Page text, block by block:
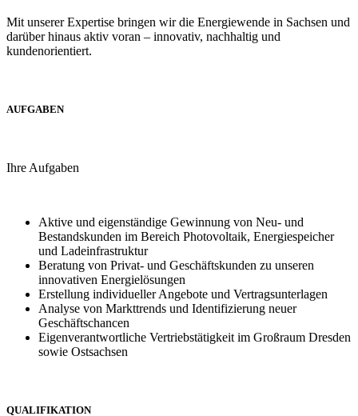
Mit unserer Expertise bringen wir die Energiewende in Sachsen und
darüber hinaus aktiv voran – innovativ, nachhaltig und
kundenorientiert.
AUFGABEN
Ihre Aufgaben
Aktive und eigenständige Gewinnung von Neu- und
Bestandskunden im Bereich Photovoltaik, Energiespeicher
und Ladeinfrastruktur
Beratung von Privat- und Geschäftskunden zu unseren
innovativen Energielösungen
Erstellung individueller Angebote und Vertragsunterlagen
Analyse von Markttrends und Identifizierung neuer
Geschäftschancen
Eigenverantwortliche Vertriebstätigkeit im Großraum Dresden
sowie Ostsachsen
QUALIFIKATION